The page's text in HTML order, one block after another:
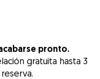
pronto.
gratuita hasta 3